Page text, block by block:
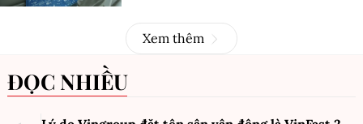
Xem thêm
ĐỌC NHIỀU